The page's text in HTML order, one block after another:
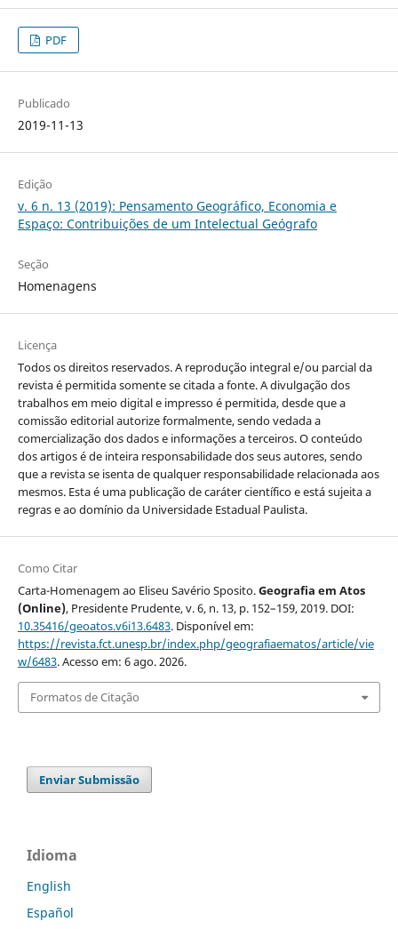
PDF
Publicado
2019-11-13
Edição
v. 6 n. 13 (2019): Pensamento Geográfico, Economia e
Espaço: Contribuições de um Intelectual Geógrafo
Seção
Homenagens
Licença
Todos os direitos reservados. A reprodução integral e/ou parcial da
revista é permitida somente se citada a fonte. A divulgação dos
trabalhos em meio digital e impresso é permitida, desde que a
comissão editorial autorize formalmente, sendo vedada a
comercialização dos dados e informações a terceiros. O conteúdo
dos artigos é de inteira responsabilidade dos seus autores, sendo
que a revista se isenta de qualquer responsabilidade relacionada aos
mesmos. Esta é uma publicação de caráter científico e está sujeita a
regras e ao domínio da Universidade Estadual Paulista.
Como Citar
Carta-Homenagem ao Eliseu Savério Sposito.Geografia em Atos
(Online), Presidente Prudente, v. 6, n. 13, p. 152–159, 2019. DOI:
10.35416/geoatos.v6i13.6483. Disponível em:
https://revista.fct.unesp.br/index.php/geografiaematos/article/vie
w/6483. Acesso em: 6 ago. 2026.
Formatos de Citação
Enviar Submissão
Idioma
English
Español